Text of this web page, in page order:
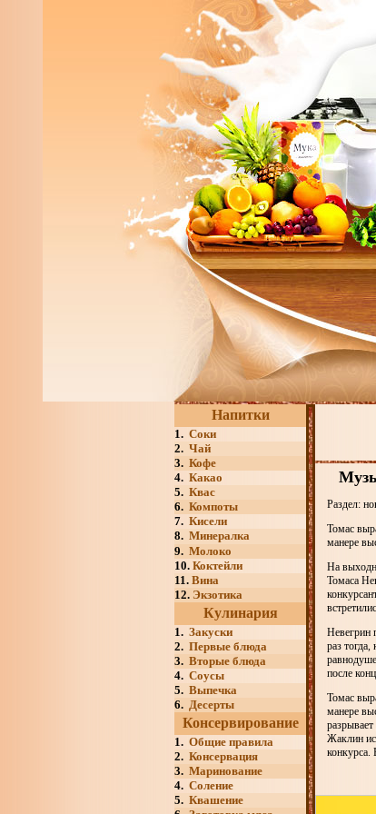
Напитки
1. Соки
2. Чай
3. Кофе
4. Какао
5. Квас
6. Компоты
7. Кисели
8. Минералка
9. Молоко
10. Коктейли
11. Вина
12. Экзотика
Кулинария
1. Закуски
2. Первые блюда
3. Вторые блюда
4. Соусы
5. Выпечка
6. Десерты
Консервирование
1. Общие правила
2. Консервация
3. Маринование
4. Соление
5. Квашение
Раздел:
Томас
манере
На
Томаса
Невегрин
раз
после
Томас
манере
Жаклин